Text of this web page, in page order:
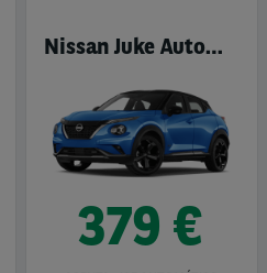
Nissan Juke Automático
379 €